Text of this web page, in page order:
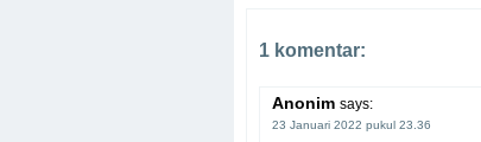
1 komentar:
Anonim says:
23 Januari 2022 pukul 23.36